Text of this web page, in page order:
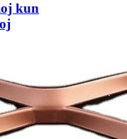
kun